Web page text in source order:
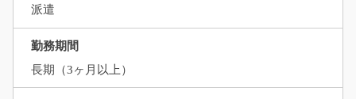
派遣
勤務期間
長期（3ヶ月以上）